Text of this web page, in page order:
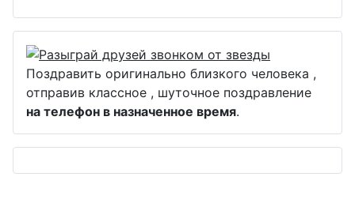
Поздравить оригинально близкого человека ,
отправив классное , шуточное поздравление
на телефон в назначенное время.